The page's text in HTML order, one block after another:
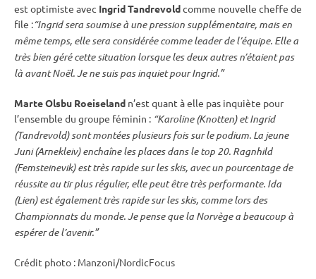
est optimiste avec Ingrid Tandrevoldcomme nouvelle cheffe de
file :“Ingrid sera soumise à une pression supplémentaire, mais en
même temps, elle sera considérée comme leader de l’équipe. Elle a
très bien géré cette situation lorsque les deux autres n’étaient pas
là avant Noël. Je ne suis pas inquiet pour Ingrid.”
Marte Olsbu Roeiseland n’est quant à elle pas inquiète pour
l’ensemble du groupe féminin : “Karoline (Knotten) et Ingrid
(Tandrevold) sont montées plusieurs fois sur le podium. La jeune
Juni (Arnekleiv) enchaîne les places dans le top 20. Ragnhild
(Femsteinevik) est très rapide sur les skis, avec un pourcentage de
réussite au tir plus régulier, elle peut être très performante. Ida
(Lien) est également très rapide sur les skis, comme lors des
Championnats du monde. Je pense que la Norvège a beaucoup à
espérer de l’avenir.”
Crédit photo : Manzoni/NordicFocus